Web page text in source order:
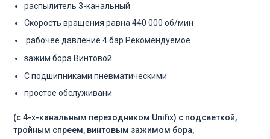
распылитель 3-канальный
Скорость вращения равна 440 000 об/мин
рабочее давление 4 бар Рекомендуемое
зажим бора Винтовой
Сподшипниками пневматическими
простое обслуживани
(с 4-х-канальным переходником Unifix) с подсветкой,
тройным спреем, винтовым зажимом бора,